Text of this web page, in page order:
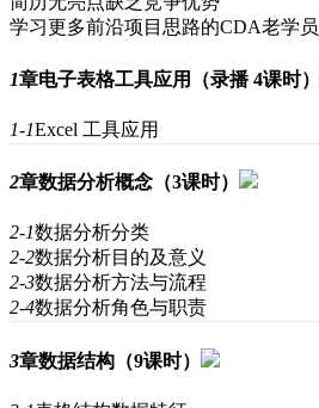
学习更多前沿项目思路的CDA老学员
1章电子表格工具应用（录播 4课时）
1-1Excel 工具应用
2章数据分析概念（3课时）
2-1数据分析分类
2-2数据分析目的及意义
2-3数据分析方法与流程
2-4数据分析角色与职责
3章数据结构（9课时）